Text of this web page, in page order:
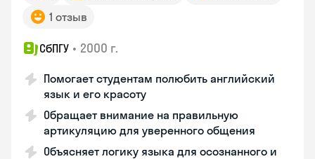
1 отзыв
СбПГУ • 2000 г.
Помогает студентам полюбить английский
язык и его красоту
Обращает внимание на правильную
артикуляцию для уверенного общения
Объясняет логику языка для осознанного и